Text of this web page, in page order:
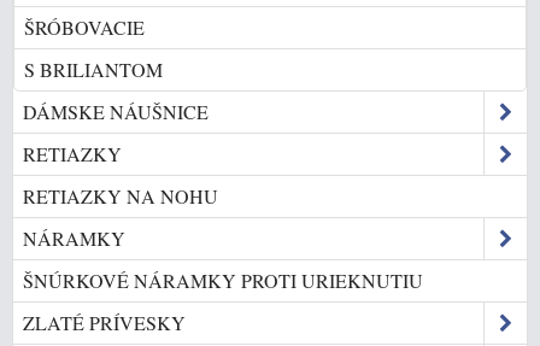
ŠRÓBOVACIE
S BRILIANTOM
DÁMSKE NÁUŠNICE
RETIAZKY
RETIAZKY NA NOHU
NÁRAMKY
ŠNÚRKOVÉ NÁRAMKY PROTI URIEKNUTIU
ZLATÉ PRÍVESKY